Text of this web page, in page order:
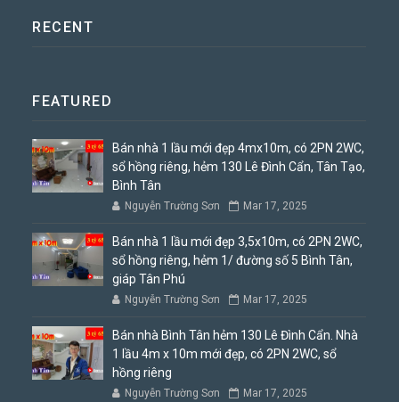
RECENT
FEATURED
Bán nhà 1 lầu mới đẹp 4mx10m, có 2PN 2WC,
sổ hồng riêng, hẻm 130 Lê Đình Cẩn, Tân Tạo,
Bình Tân
Nguyễn Trường Sơn Mar 17, 2025
Bán nhà 1 lầu mới đẹp 3,5x10m, có 2PN 2WC,
sổ hồng riêng, hẻm 1/ đường số 5 Bình Tân,
giáp Tân Phú
Nguyễn Trường Sơn Mar 17, 2025
Bán nhà Bình Tân hẻm 130 Lê Đình Cẩn. Nhà
1 lầu 4m x 10m mới đẹp, có 2PN 2WC, sổ
hồng riêng
Nguyễn Trường Sơn Mar 17, 2025